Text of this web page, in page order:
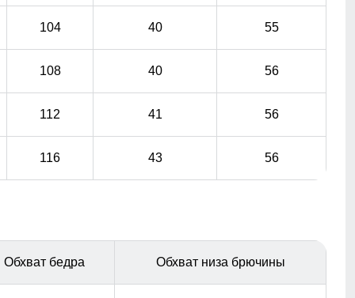
104 40 55
108 40 56
112 41 56
116 43 56
Обхват бедра Обхват низа брючины